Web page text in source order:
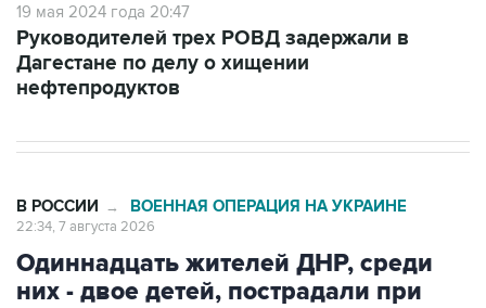
Дагестане по делу о хищении
нефтепродуктов
Одиннадцать жителей ДНР, среди
них - двое детей, пострадали при
ударах БПЛА